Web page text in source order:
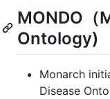
MONDO（
Ontology)
Monarch
Disease